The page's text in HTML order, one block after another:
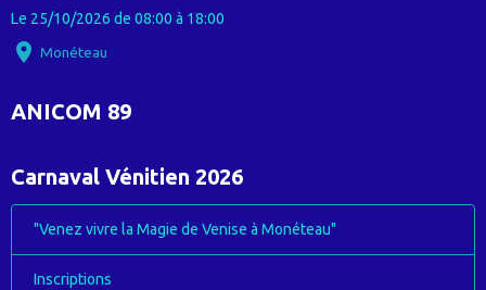
Le 25/10/2026 de 08:00 à 18:00
Monéteau
ANICOM 89
Carnaval Vénitien 2026
"Venez vivre la Magie de Venise à Monéteau"
Inscriptions